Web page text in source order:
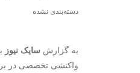
دسته‌بندی نشده
به گزارش سایک نیوز
واکنشی تخصصی در